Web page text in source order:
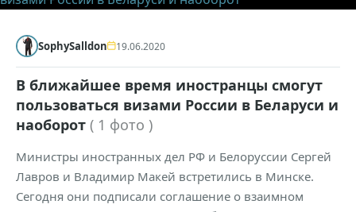
SophySalldon 19.06.2020
В ближайшее время иностранцы смогут
пользоваться визами России в Беларуси и
наоборот ( 1 фото )
Министры иностранных дел РФ и Белоруссии Сергей
Лавров и Владимир Макей встретились в Минске.
Сегодня они подписали соглашение о взаимном